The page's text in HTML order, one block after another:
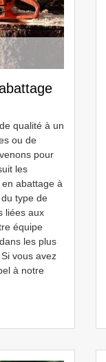
qualité à un
ou de
pour
les
abattage à
type de
liées aux
équipe
les plus
vous avez
à notre